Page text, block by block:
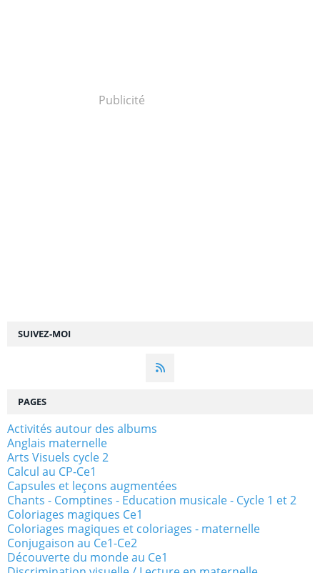
SUIVEZ-MOI
Publicité
PAGES
Activités autour des albums
Anglais maternelle
Arts Visuels cycle 2
Calcul au CP-Ce1
Capsules et leçons augmentées
Chants - Comptines - Education musicale - Cycle 1 et 2
Coloriages magiques Ce1
Coloriages magiques et coloriages - maternelle
Conjugaison au Ce1-Ce2
Découverte du monde au Ce1